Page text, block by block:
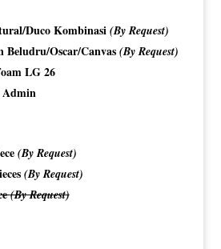
Duco Kombinasi (By Request)
Oscar/Canvas (By Request)
LG 26
(By Request)
(By Request)
(By Request)